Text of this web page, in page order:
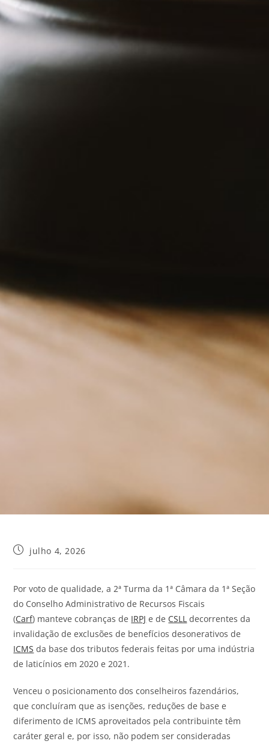
julho 4, 2026
Por voto de qualidade, a 2ª Turma da 1ª Câmara da 1ª Seção
do Conselho Administrativo de Recursos Fiscais
(Carf) manteve cobranças de IRPJ e de CSLL decorrentes da
invalidação de exclusões de benefícios desonerativos de
ICMS da base dos tributos federais feitas por uma indústria
de laticínios em 2020 e 2021.
Venceu o posicionamento dos conselheiros fazendários,
que concluíram que as isenções, reduções de base e
diferimento de ICMS aproveitados pela contribuinte têm
caráter geral e, por isso, não podem ser consideradas